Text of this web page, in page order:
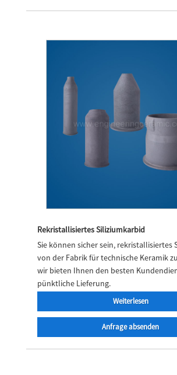
Rekristallisiertes Siliziumkarbid
Sie können sicher sein, rekristallisiertes
von der Fabrik für technische Keramik
wir bieten Ihnen den besten
pünktliche Lieferung.
Weiterlesen
Anfrage absenden